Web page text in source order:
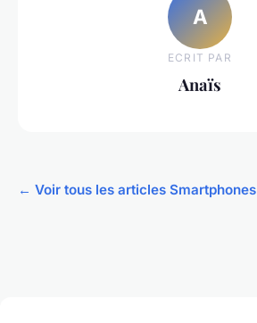
A
ECRIT PAR
Anaïs
← Voir tous les articles Smartphones